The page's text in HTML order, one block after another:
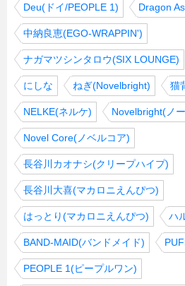
Deu(ドイ/PEOPLE 1) Dragon
中納良恵(EGO-WRAPPIN')
ナガマツシンタロウ(SIX LOUNGE)
にしな ねぎ(Novelbright) 猫
NELKE(ネルケ) Novelbright(ノ
Novel Core(ノベルコア)
長谷川カオナシ(クリープハイプ)
長谷川大喜(マカロニえんぴつ)
はっとり(マカロニえんぴつ) ハ
BAND-MAID(バンドメイド)
PEOPLE 1(ピープルワン)